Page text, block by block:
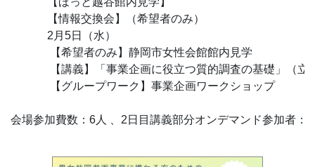
             【情報交換会】（希望者のみ）
             2月5日（水）
【希望者のみ】静岡市女性会館館内見学
【講義】「事業企画に役立つ質的調査の基礎」（立教
【グループワーク】事業企画ワークショップ
会場参加費数：6人 、2日目講義部分オンデマンド参加者：